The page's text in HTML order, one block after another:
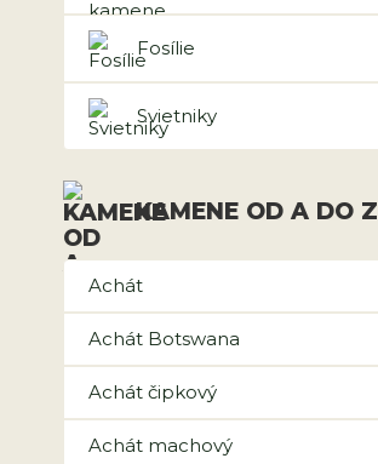
Fosílie
Svietniky
KAMENE OD A DO Z
Achát
Achát Botswana
Achát čipkový
Achát machový